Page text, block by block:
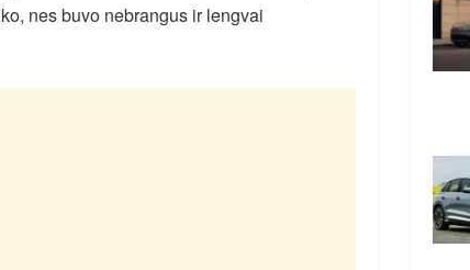
nes buvo nebrangus ir lengvai